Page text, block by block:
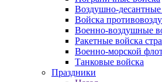
Воздушно-десантные
Войска
Военно-воздушные
Ракетные войска
Военно-морской
Танковые войска
Праздники